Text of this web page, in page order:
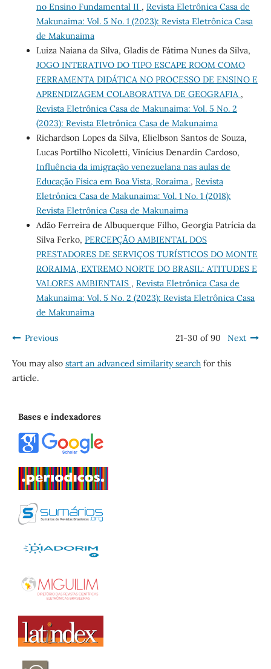
no Ensino Fundamental II , Revista Eletrônica Casa de
Makunaima: Vol. 5 No. 1 (2023): Revista Eletrônica Casa
de Makunaima
Luiza Naiana da Silva, Gladis de Fátima Nunes da Silva,
JOGO INTERATIVO DO TIPO ESCAPE ROOM COMO
FERRAMENTA DIDÁTICA NO PROCESSO DE ENSINO E
APRENDIZAGEM COLABORATIVA DE GEOGRAFIA ,
Revista Eletrônica Casa de Makunaima: Vol. 5 No. 2
(2023): Revista Eletrônica Casa de Makunaima
Richardson Lopes da Silva, Elielbson Santos de Souza,
Lucas Portilho Nicoletti, Vinícius Denardin Cardoso,
Influência da imigração venezuelana nas aulas de
Educação Física em Boa Vista, Roraima , Revista
Eletrônica Casa de Makunaima: Vol. 1 No. 1 (2018):
Revista Eletrônica Casa de Makunaima
Adão Ferreira de Albuquerque Filho, Georgia Patrícia da
Silva Ferko, PERCEPÇÃO AMBIENTAL DOS
PRESTADORES DE SERVIÇOS TURÍSTICOS DO MONTE
RORAIMA, EXTREMO NORTE DO BRASIL: ATITUDES E
VALORES AMBIENTAIS , Revista Eletrônica Casa de
Makunaima: Vol. 5 No. 2 (2023): Revista Eletrônica Casa
de Makunaima
Previous 21-30 of 90 Next
You may also start an advanced similarity searchfor this
article.
Bases e indexadores